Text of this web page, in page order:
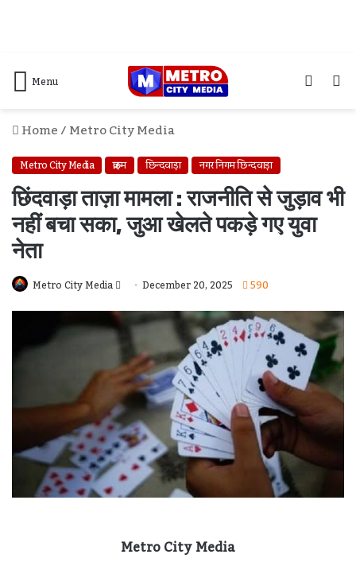
Menu
Log
Home/Metro City Media
Metro City Media क्राइम छिन्दवाड़ा नगर निगम छिन्दवाड़ा
छिंदवाड़ा ताज़ा मामला : राजनीति से जुड़ाव भी
नहीं बचा सका, जुआ खेलते पकड़े गए युवा
नेता
Metro City Media
Send
Email
December 20, 2025 590
Metro City Media